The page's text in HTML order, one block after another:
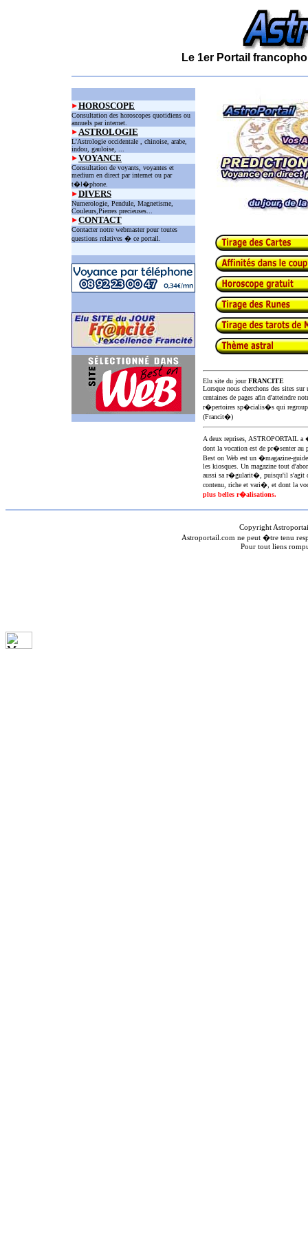
Le 1er Portail
HOROSCOPE
Consultation des horoscopes quotidiens ou
annuels par internet.
ASTROLOGIE
L'Astrologie occidentale , chinoise, arabe,
indou, gauloise, ...
VOYANCE
Consultation de voyants, voyantes et
medium en direct par internet ou par
t�l�phone.
DIVERS
Numerologie, Pendule, Magnetisme,
Couleurs,Pierres precieuses...
CONTACT
Contacter notre webmaster pour toutes
questions relatives � ce portail.
Elu site du jourFRANCITE
Lorsque nous cherchons des sites
centaines de pages afin d'atteindre
r�pertoires sp�cialis�s qui
(Francit�)
A deux reprises,
dont la vocation est de pr�senter au
Best on Web est un �magazine-
les kiosques. Un magazine tout
aussi sa r�gularit�, puisqu'il s'agit
contenu, riche et vari�, et dont la
plus belles r�alisations.
Copyright
Astroportail.com ne peut �tre tenu
Pour tout liens